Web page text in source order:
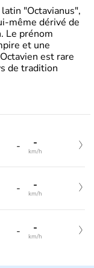
"Octavianus",
même dérivé de
Le prénom
et une
est rare
de tradition
- -
km/h
- -
km/h
- -
km/h